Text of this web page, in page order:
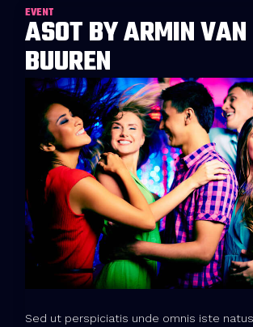
EVENT
ASOT BY ARMIN VAN
BUUREN
Sed ut perspiciatis unde omnis iste